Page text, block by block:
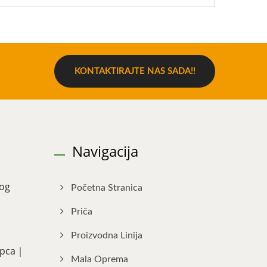
KONTAKTIRAJTE NAS SADA!!
｜
Navigacija
Početna Stranica
Priča
Proizvodna Linija
Mala Oprema